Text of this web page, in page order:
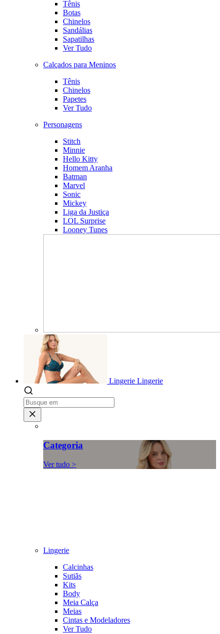
Tênis
Botas
Chinelos
Sandálias
Sapatilhas
Ver Tudo
Calçados para Meninos
Tênis
Chinelos
Papetes
Ver Tudo
Personagens
Stitch
Minnie
Hello Kitty
Homem Aranha
Batman
Marvel
Sonic
Mickey
Liga da Justiça
LOL Surprise
Looney Tunes
Lingerie Lingerie
Categoria
Ver tudo >
Lingerie
Calcinhas
Sutiãs
Kits
Body
Meia Calça
Meias
Cintas e Modeladores
Ver Tudo